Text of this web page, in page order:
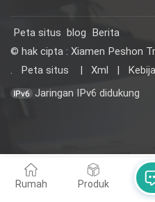
Peta situs blog Berita
© hak cipta : Xiamen Peshon
.
Peta situs | Xml |
Jaringan IPv6 didukung
Rumah Produk